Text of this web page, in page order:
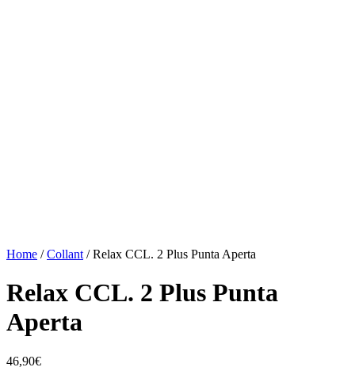
Home /Collant / Relax CCL. 2 Plus Punta Aperta
Relax CCL. 2 Plus Punta
Aperta
46,90€